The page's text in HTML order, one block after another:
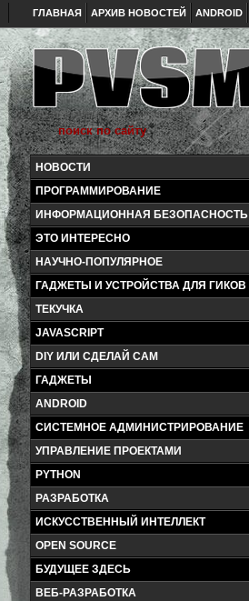
ГЛАВНАЯ АРХИВ НОВОСТЕЙ ANDROID
НОВОСТИ
ПРОГРАММИРОВАНИЕ
ИНФОРМАЦИОННАЯ БЕЗОПАСНОСТЬ
ЭТО ИНТЕРЕСНО
НАУЧНО-ПОПУЛЯРНОЕ
ГАДЖЕТЫ И УСТРОЙСТВА ДЛЯ ГИКОВ
ТЕКУЧКА
JAVASCRIPT
DIY ИЛИ СДЕЛАЙ САМ
ГАДЖЕТЫ
ANDROID
СИСТЕМНОЕ АДМИНИСТРИРОВАНИЕ
УПРАВЛЕНИЕ ПРОЕКТАМИ
PYTHON
РАЗРАБОТКА
ИСКУССТВЕННЫЙ ИНТЕЛЛЕКТ
OPEN SOURCE
БУДУЩЕЕ ЗДЕСЬ
ВЕБ-РАЗРАБОТКА